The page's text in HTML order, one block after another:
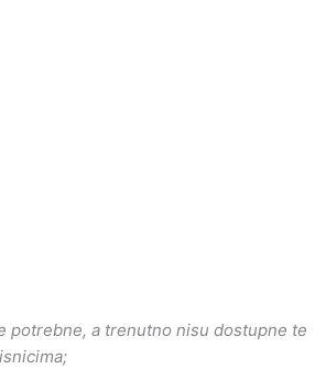
potrebne, a trenutno nisu dostupne te